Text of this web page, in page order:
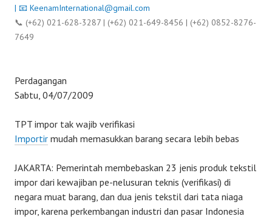
| 📧 KeenamInternational@gmail.com
📞 (+62) 021-628-3287 | (+62) 021-649-8456 | (+62) 0852-8276-
7649
Perdagangan
Sabtu, 04/07/2009
TPT impor tak wajib verifikasi
Importir mudah memasukkan barang secara lebih bebas
JAKARTA: Pemerintah membebaskan 23 jenis produk tekstil
impor dari kewajiban pe-nelusuran teknis (verifikasi) di
negara muat barang, dan dua jenis tekstil dari tata niaga
impor, karena perkembangan industri dan pasar Indonesia